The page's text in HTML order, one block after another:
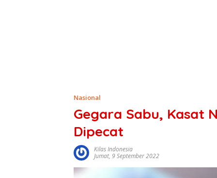
Nasional
Gegara Sabu, Kasat
Dipecat
Kilas Indonesia
Jumat, 9 September 2022